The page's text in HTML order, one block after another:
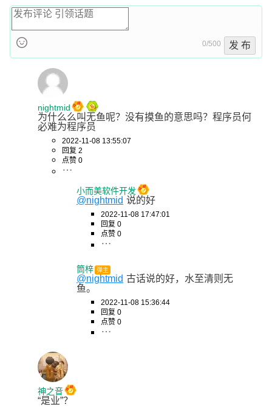
0/500 发 布
nightmid
为什么么叫无鱼呢？没有摸鱼的意思吗？程序员何
必难为程序员
2022-11-08 13:55:07
回复 2
点赞 0
小而美软件开发
@nightmid 说的好
2022-11-08 17:47:01
回复 0
点赞 0
筒梓 弹主
@nightmid 古话说的好，水至清则无
鱼。
2022-11-08 15:36:44
回复 0
点赞 0
神之音
“是业”？